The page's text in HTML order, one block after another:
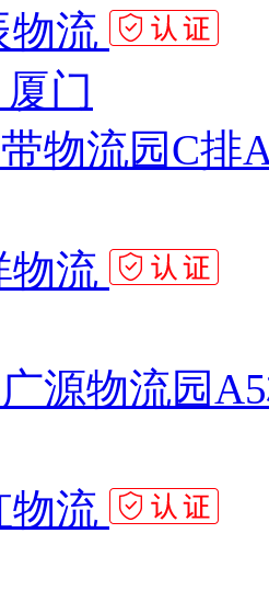
物流
门
物流园C排
物流
源物流园
物流